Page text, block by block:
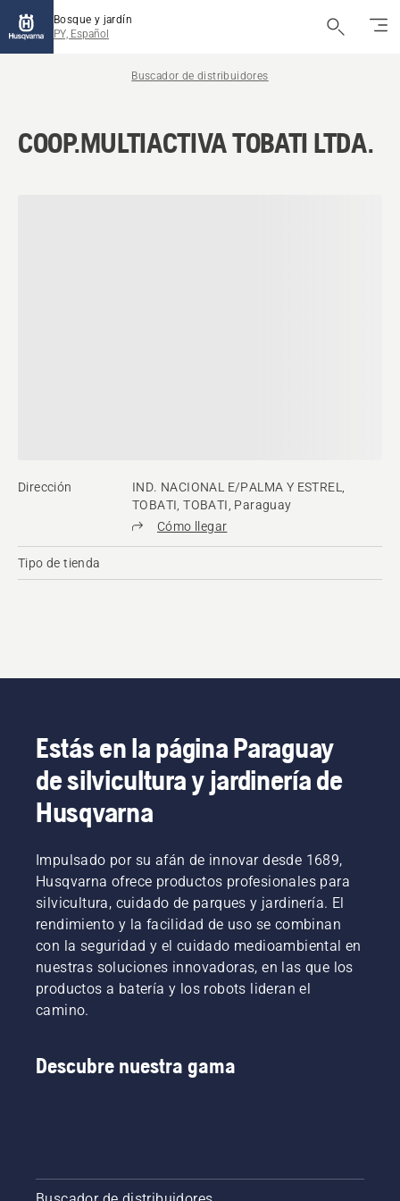
Bosque y jardín
PY, Español
Buscador de distribuidores
COOP.MULTIACTIVA TOBATI LTDA.
Dirección
IND. NACIONAL E/PALMA Y ESTREL,
TOBATI, TOBATI, Paraguay
Cómo llegar
Tipo de tienda
Estás en la página Paraguay
de silvicultura y jardinería de
Husqvarna
Impulsado por su afán de innovar desde 1689,
Husqvarna ofrece productos profesionales para
silvicultura, cuidado de parques y jardinería. El
rendimiento y la facilidad de uso se combinan
con la seguridad y el cuidado medioambiental en
nuestras soluciones innovadoras, en las que los
productos a batería y los robots lideran el
camino.
Descubre nuestra gama